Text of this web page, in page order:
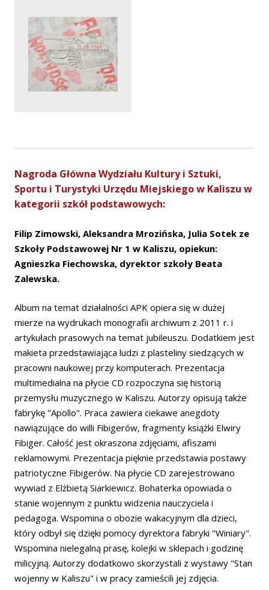
Nagroda Główna Wydziału Kultury i Sztuki,
Sportu i Turystyki Urzędu Miejskiego w Kaliszu w
kategorii szkół podstawowych:
Filip Zimowski, Aleksandra Mrozińska, Julia Sotek ze
Szkoły Podstawowej Nr 1 w Kaliszu, opiekun:
Agnieszka Fiechowska, dyrektor szkoły Beata
Zalewska.
Album na temat działalności APK opiera się w dużej
mierze na wydrukach monografii archiwum z 2011 r. i
artykułach prasowych na temat jubileuszu. Dodatkiem jest
makieta przedstawiająca ludzi z plasteliny siedzących w
pracowni naukowej przy komputerach. Prezentacja
multimedialna na płycie CD rozpoczyna się historią
przemysłu muzycznego w Kaliszu. Autorzy opisują także
fabrykę "Apollo". Praca zawiera ciekawe anegdoty
nawiązujące do willi Fibigerów, fragmenty książki Elwiry
Fibiger. Całość jest okraszona zdjęciami, afiszami
reklamowymi. Prezentacja pięknie przedstawia postawy
patriotyczne Fibigerów. Na płycie CD zarejestrowano
wywiad z Elżbietą Siarkiewicz. Bohaterka opowiada o
stanie wojennym z punktu widzenia nauczyciela i
pedagoga. Wspomina o obozie wakacyjnym dla dzieci,
który odbył się dzięki pomocy dyrektora fabryki "Winiary".
Wspomina nielegalną prasę, kolejki w sklepach i godzinę
milicyjną. Autorzy dodatkowo skorzystali z wystawy "Stan
wojenny w Kaliszu" i w pracy zamieścili jej zdjęcia.